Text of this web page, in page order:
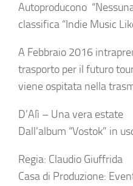
Autoproducono
classifica “Indie Music
A Febbraio 2016
trasporto per il futuro
viene ospitata nella
D’Alì – Una vera estate
Dall’album “Vostok” in
Regia: Claudio Giuffrida
Casa di Produzione: